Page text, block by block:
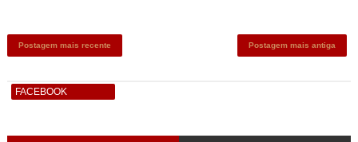
Postagem mais recente Postagem mais antiga
FACEBOOK